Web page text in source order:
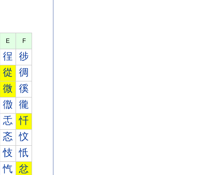
E F
徎 徏
從 徟
微 徯
徾 徿
忎 忏
忞 忟
忮 忯
忾 忿